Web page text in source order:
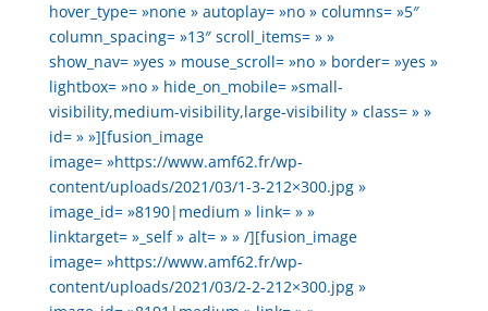
hover_type= »none » autoplay= »no » columns= »5″
column_spacing= »13″ scroll_items= » »
show_nav= »yes » mouse_scroll= »no » border= »yes »
lightbox= »no » hide_on_mobile= »small-
visibility,medium-visibility,large-visibility » class= » »
id= » »][fusion_image
image= »https://www.amf62.fr/wp-
content/uploads/2021/03/1-3-212×300.jpg »
image_id= »8190|medium » link= » »
linktarget= »_self » alt= » » /][fusion_image
image= »https://www.amf62.fr/wp-
content/uploads/2021/03/2-2-212×300.jpg »